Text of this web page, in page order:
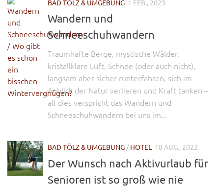
BAD TÖLZ & UMGEBUNG 1 FEB., 2023
Wandern und
Schneeschuhwandern
Traumhafte Berge, mystische Wälder,
kristallklare Luft, Schnee (oder auch nicht),
langsam aber sicher runterfahren, sich im
Anblick der Natur verlieren und Kraft tanken –
all dies verspricht das Wandern und
Schneeschuhwandern bei uns im...
BAD TÖLZ & UMGEBUNG /HOTEL 18 AUG., 2022
Der Wunsch nach Aktivurlaub für
Senioren ist so groß wie nie